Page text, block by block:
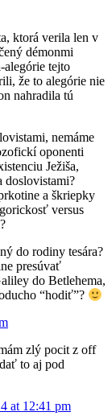
ktorá verila len v
démonmi
alegórie tejto
že to alegórie nie
nahradila tú
nemáme
oponenti
Ježiša,
doslovistami?
a škriepky
versus
do rodiny tesára?
presúvať
do Betlehema,
“hodiť”?
zlý pocit z off
to aj pod
at 12:41 pm